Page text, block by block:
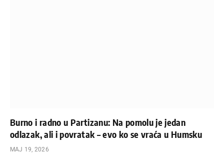
Burno i radno u Partizanu: Na pomolu je jedan
odlazak, ali i povratak – evo ko se vraća u Humsku
МАЈ 19, 2026